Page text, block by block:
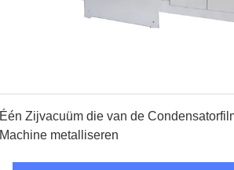
Één Zijvacuüm die van de
Machine metalliseren